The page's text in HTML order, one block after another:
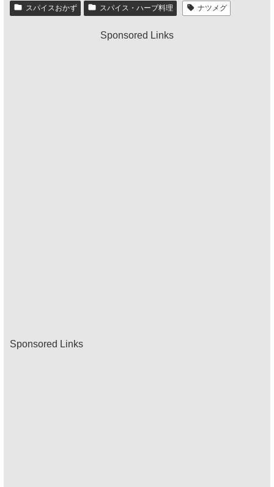
スパイスおかず スパイス・ハーブ料理 ナツメグ
Sponsored Links
Sponsored Links